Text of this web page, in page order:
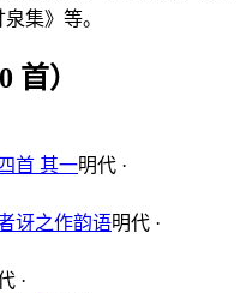
集》等。
首）
首 其一明代 ·
讶之作韵语明代 ·
·